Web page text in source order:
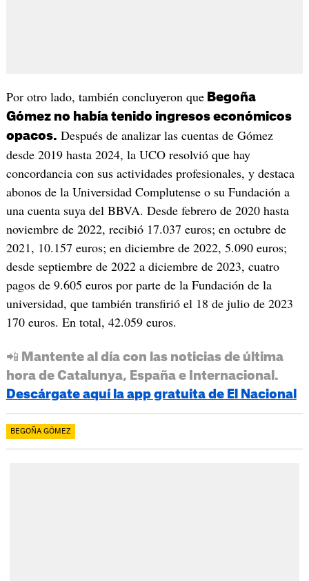
Por otro lado, también concluyeron queBegoña
Gómez no había tenido ingresos económicos
opacos. Después de analizar las cuentas de Gómez
desde 2019 hasta 2024, la UCO resolvió que hay
concordancia con sus actividades profesionales, y destaca
abonos de la Universidad Complutense o su Fundación a
una cuenta suya del BBVA. Desde febrero de 2020 hasta
noviembre de 2022, recibió 17.037 euros; en octubre de
2021, 10.157 euros; en diciembre de 2022, 5.090 euros;
desde septiembre de 2022 a diciembre de 2023, cuatro
pagos de 9.605 euros por parte de la Fundación de la
universidad, que también transfirió el 18 de julio de 2023
170 euros. En total, 42.059 euros.
📲 Mantente al día con las noticias de última
hora de Catalunya, España e Internacional.
Descárgate aquí la app gratuita de El Nacional
BEGOÑA GÓMEZ